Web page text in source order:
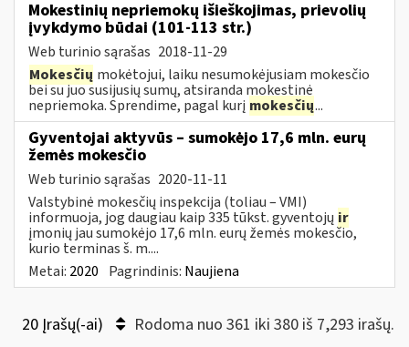
Mokestinių nepriemokų išieškojimas, prievolių
įvykdymo būdai (101-113 str.)
Web turinio sąrašas 2018-11-29
Mokesčių mokėtojui, laiku nesumokėjusiam mokesčio
bei su juo susijusių sumų, atsiranda mokestinė
nepriemoka. Sprendime, pagal kurį mokesčių...
Gyventojai aktyvūs – sumokėjo 17,6 mln. eurų
žemės mokesčio
Web turinio sąrašas 2020-11-11
Valstybinė mokesčių inspekcija (toliau – VMI)
informuoja, jog daugiau kaip 335 tūkst. gyventojų ir
įmonių jau sumokėjo 17,6 mln. eurų žemės mokesčio,
kurio terminas š. m....
Metai: 2020 Pagrindinis: Naujiena
20 Įrašų(-ai) Rodoma nuo 361 iki 380 iš 7,293 irašų.